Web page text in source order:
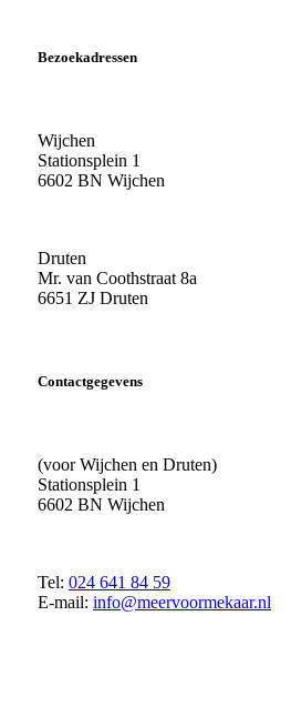
Bezoekadressen
Wijchen
Stationsplein 1
6602 BN Wijchen
Druten
Mr. van Coothstraat 8a
6651 ZJ Druten
Contactgegevens
(voor Wijchen en Druten)
Stationsplein 1
6602 BN Wijchen
Tel: 024 641 84 59
E-mail: info@meervoormekaar.nl